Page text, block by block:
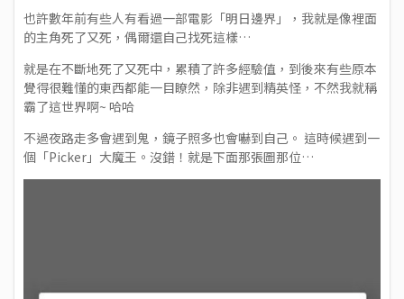
也許數年前有些人有看過一部電影「明日邊界」，我就是像裡面
的主角死了又死，偶爾還自己找死這樣…
就是在不斷地死了又死中，累積了許多經驗值，到後來有些原本
覺得很難懂的東西都能一目瞭然，除非遇到精英怪，不然我就稱
霸了這世界啊~ 哈哈
不過夜路走多會遇到鬼，鏡子照多也會嚇到自己。 這時候遇到一
個「Picker」大魔王。沒錯！就是下面那張圖那位…